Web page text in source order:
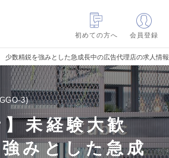
初めての方へ
会員登録
少数精鋭を強みとした急成長中の広告代理店の求人情報
3
未経験大歓
みとした急成